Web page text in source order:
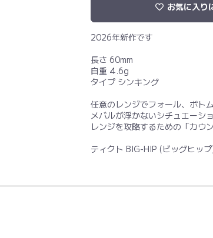
お気に入り
2026年新作です
長さ 60mm
自重 4.6g
タイプ シンキング
任意のレンジでフォール、ボト
メバルが浮かないシチュエーシ
レンジを攻略するための「カウ
ティクト BIG-HIP (ビッグヒッ